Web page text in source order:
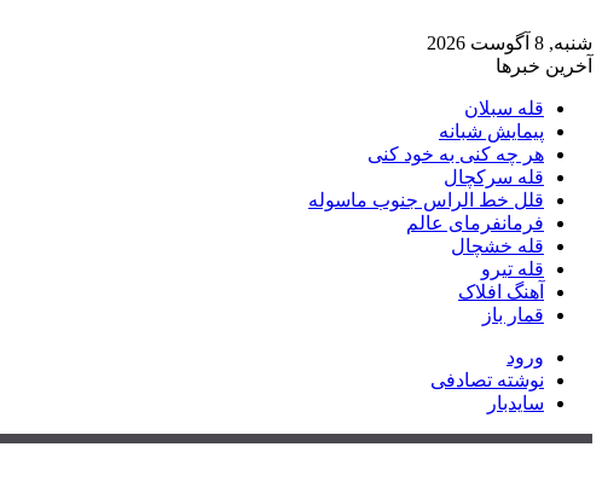
شنبه, 8 آگوست 2026
آخرین خبرها
قله سبلان
پیمایش شبانه
هر چه کنی به خود کنی
قله سرکچال
قلل خط الراس جنوب ماسوله
فرمانفرمای عالم
قله خشچال
قله تیرو
آهنگ افلاک
قمار باز
ورود
نوشته تصادفی
سایدبار